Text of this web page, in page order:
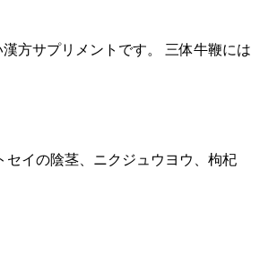
方サプリメントです。 三体牛鞭には
イの陰茎、ニクジュウヨウ、枸杞